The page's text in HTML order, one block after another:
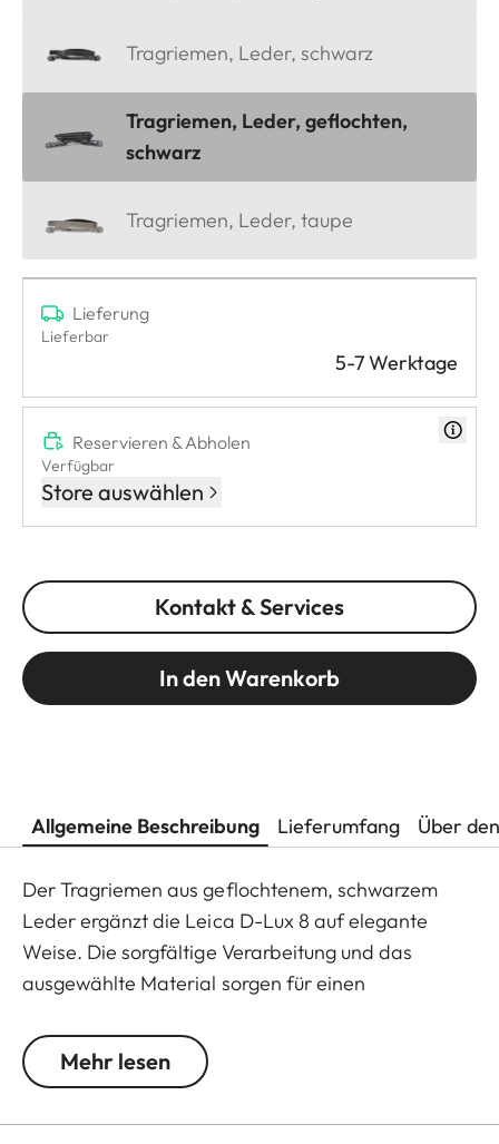
Tragriemen, Leder, schwarz
Tragriemen, Leder, geflochten,
schwarz
Tragriemen, Leder, taupe
Lieferung
Lieferbar
5-7 Werktage
Reservieren & Abholen
Verfügbar
Store auswählen
Kontakt & Services
In den Warenkorb
Allgemeine Beschreibung Lieferumfang Über
Der Tragriemen aus geflochtenem, schwarzem
Leder ergänzt die Leica D-Lux 8 auf elegante
Weise. Die sorgfältige Verarbeitung und das
ausgewählte Material sorgen für einen
fügt sich der Tragriemen stimmig in das klare
Erscheinungsbild der Kompaktkamera ein und
Mehr lesen